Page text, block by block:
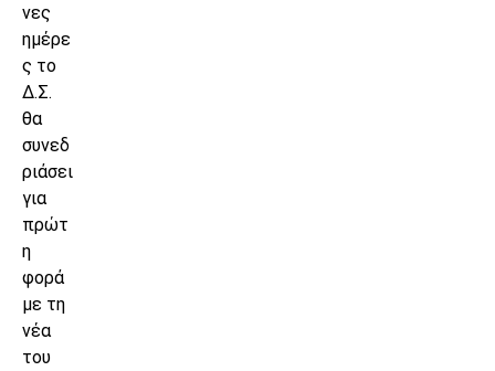
νες
ημέρε
ς το
Δ.Σ.
θα
συνεδ
ριάσει
για
πρώτ
η
φορά
με τη
νέα
του